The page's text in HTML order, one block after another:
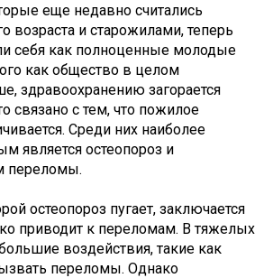
еще недавно считались
возраста и старожилами, теперь
себя как полноценные молодые
как общество в целом
здравоохранению загорается
связано с тем, что пожилое
Среди них наиболее
является остеопороз и
переломы.
остеопороз пугает, заключается
приводит к переломам. В тяжелых
воздействия, такие как
переломы. Однако